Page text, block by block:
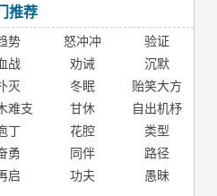
推荐
势 怒冲冲
验证
战
劝诫
沉默
灭
冬眠
贻笑大方
难支
甘休
自出机杼
丁
花腔
类型
勇
同伴
路径
启
功夫 愚昧